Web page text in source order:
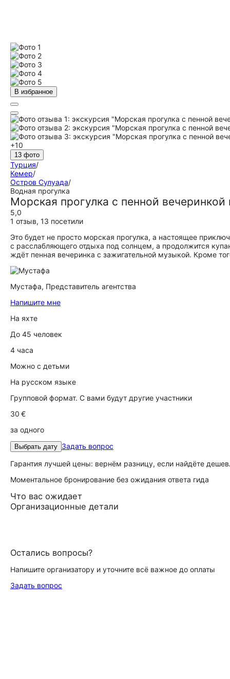
В избранное
+10
13 фото
Турция/
Кемер/
Остров Сулуада/
Водная прогулка
Морская прогулка с пенной
5,0
1 отзыв, 13 посетили
Это будет не просто морская прогулка, а настоящее
с расслабляющего отдыха под солнцем, а продолжится
ждёт пенная вечеринка с зажигательной музыкой. Кроме
Мустафа, Представитель агентства
Напишите мне
На яхте
До 45 человек
4 часа
Можно с детьми
На русском языке
Групповой формат. С вами будут другие участники
30 €
за одного
Выбрать дату Задать вопрос
Гарантия лучшей цены: вернём разницу, если найдёте
Моментальное бронирование без ожидания ответа гида
Что вас ожидает
Организационные детали
Остались вопросы?
Напишите организатору и уточните всё важное до оплаты
Задать вопрос